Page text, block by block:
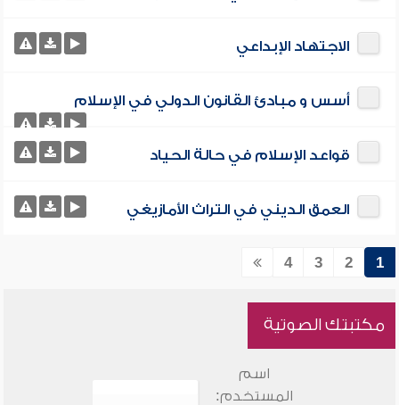
الاجتهاد الإبداعي
أسس و مبادئ القانون الدولي في الإسلام
قواعد الإسلام في حالة الحياد
العمق الديني في التراث الأمازيغي
1
2
3
4
مكتبتك الصوتية
اسم
المستخدم: